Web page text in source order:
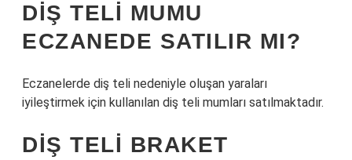
DIŞ TELI MUMU
ECZANEDE SATILIR MI?
Eczanelerde diş teli nedeniyle oluşan yaraları
iyileştirmek için kullanılan diş teli mumları satılmaktadır.
DIŞ TELI BRAKET